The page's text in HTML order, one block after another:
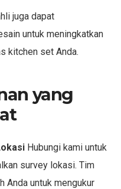
juga dapat
untuk meningkatkan
kitchen set Anda.
yang
Hubungi kami untuk
survey lokasi. Tim
Anda untuk mengukur